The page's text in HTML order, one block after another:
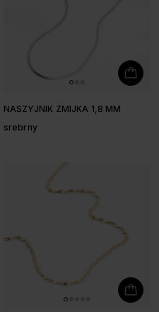
NASZYJNIK ŻMIJKA 1,8 MM
srebrny